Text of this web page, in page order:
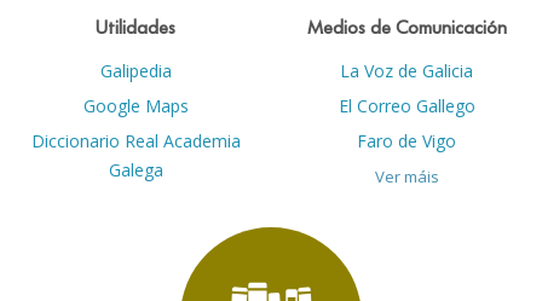
Utilidades
Galipedia
Google Maps
Diccionario Real Academia
Galega
Medios de Comunicación
La Voz de Galicia
El Correo Gallego
Faro de Vigo
Ver máis